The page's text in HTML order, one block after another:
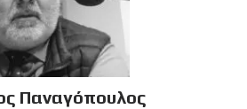
Παναγόπουλος